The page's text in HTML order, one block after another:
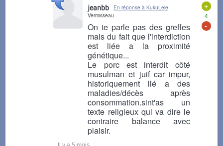
+
4
-
jeanbb
En réponse à KukuLele
Vermisseau
On te parle pas des greffes
mais du fait que l'interdiction
est liée a la proximité
génétique...
Le porc est interdit côté
musulman et juif car impur,
historiquement lié a des
maladies/décès après
consommation.sint'as un
texte religieux qui va dire le
contraire balance avec
plaisir.